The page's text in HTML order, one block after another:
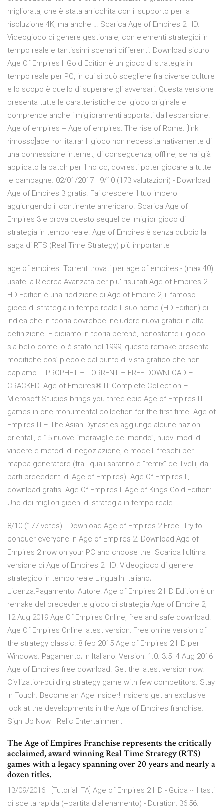
migliorata, che è stata arricchita con il supporto per la
risoluzione 4K, ma anche … Scarica Age of Empires 2 HD.
Videogioco di genere gestionale, con elementi strategici in
tempo reale e tantissimi scenari differenti. Download sicuro
Age Of Empires II Gold Edition è un gioco di strategia in
tempo reale per PC, in cui si può scegliere fra diverse culture
e lo scopo è quello di superare gli avversari. Questa versione
presenta tutte le caratteristiche del gioco originale e
comprende anche i miglioramenti apportati dall'espansione.
Age of empires + Age of empires: The rise of Rome: [link
rimosso]aoe_ror_ita.rar Il gioco non necessita nativamente di
una connessione internet, di conseguenza, offline, se hai già
applicato la patch per il no cd, dovresti poter giocare a tutte
le campagne. 02/01/2017 · 9/10 (173 valutazioni) - Download
Age of Empires 3 gratis. Fai crescere il tuo impero
aggiungendo il continente americano. Scarica Age of
Empires 3 e prova questo sequel del miglior gioco di
strategia in tempo reale. Age of Empires è senza dubbio la
saga di RTS (Real Time Strategy) più importante
age of empires. Torrent trovati per age of empires - (max 40)
usate la Ricerca Avanzata per piu' risultati Age of Empires 2
HD Edition è una riedizione di Age of Empire 2, il famoso
gioco di strategia in tempo reale.Il suo nome (HD Edition) ci
indica che in teoria dovrebbe includere nuovi grafici in alta
definizione. E diciamo in teoria perché, nonostante il gioco
sia bello come lo è stato nel 1999, questo remake presenta
modifiche così piccole dal punto di vista grafico che non
capiamo … PROPHET – TORRENT – FREE DOWNLOAD –
CRACKED. Age of Empires® III: Complete Collection –
Microsoft Studios brings you three epic Age of Empires III
games in one monumental collection for the first time. Age of
Empires III – The Asian Dynasties aggiunge alcune nazioni
orientali, e 15 nuove “meraviglie del mondo”, nuovi modi di
vincere e metodi di negoziazione, e modelli freschi per
mappa generatore (tra i quali saranno e “remix” dei livelli, dal
parti precedenti di Age of Empires). Age Of Empires II,
download gratis. Age Of Empires II Age of Kings Gold Edition:
Uno dei migliori giochi di strategia in tempo reale.
8/10 (177 votes) - Download Age of Empires 2 Free. Try to
conquer everyone in Age of Empires 2. Download Age of
Empires 2 now on your PC and choose the Scarica l'ultima
versione di Age of Empires 2 HD: Videogioco di genere
strategico in tempo reale Lingua:In Italiano;
Licenza:Pagamento; Autore: Age of Empires 2 HD Edition è un
remake del precedente gioco di strategia Age of Empire 2,
12 Aug 2019 Age Of Empires Online, free and safe download.
Age Of Empires Online latest version: Free online version of
the strategy classic. 8 feb 2015 Age of Empires 2 HD per
Windows. Pagamento; In Italiano; Version: 1.0. 3.5 4 Aug 2016
Age of Empires free download. Get the latest version now.
Civilization-building strategy game with few competitors. Stay
In Touch. Become an Age Insider! Insiders get an exclusive
look at the developments in the Age of Empires franchise.
Sign Up Now · Relic Entertainment
The Age of Empires Franchise represents the critically
acclaimed, award winning Real Time Strategy (RTS)
games with a legacy spanning over 20 years and nearly a
dozen titles.
13/09/2016 · [Tutorial ITA] Age of Empires 2 HD - Guida ~ I tasti
di scelta rapida (+partita d'allenamento) - Duration: 36:56.